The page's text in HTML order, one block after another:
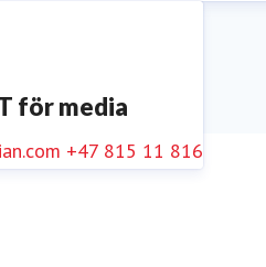
för media
+47 815 11 816